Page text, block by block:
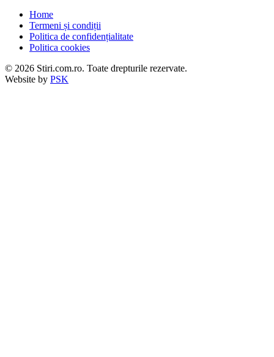
Home
Termeni și condiții
Politica de confidențialitate
Politica cookies
© 2026 Stiri.com.ro. Toate drepturile rezervate.
Website by PSK